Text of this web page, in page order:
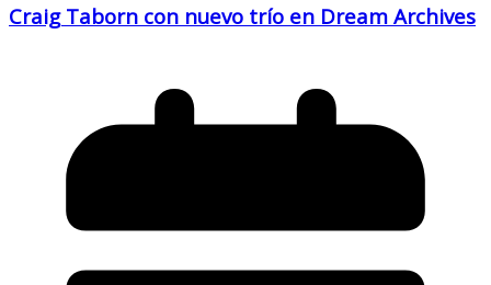
Craig Taborn con nuevo trío en Dream Archives